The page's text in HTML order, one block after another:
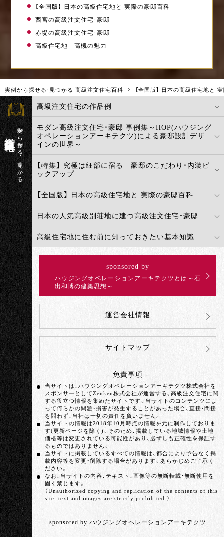
【全国版】 日本の高級住宅地と 実際の豪邸百科
西宮の高級注文住宅・豪邸
赤堤の高級注文住宅・豪邸
高級住宅地 高槻の魅力
実例から探せる・見つかる 高級注文住宅百科 【全国版】 日本の高級住宅地と
実例から探せる・見つかる
高級注文住宅百科
高級注文住宅の作品例
モダン高級注文住宅・豪邸 事例集～HOP(ハウジング
オペレーションアーキテクツ)による豪邸設計デザ
インの世界～
【特集】 究極は細部に宿る 豪邸のこだわり・内装ピ
ックアップ
【全国版】 日本の高級住宅地と 実際の豪邸百科
日本の人気高級別荘地に建つ高級注文住宅・豪邸
高級住宅地に住む前に知っておきたい基本知識
sponsored by
ハウジングオペレーションアーキテクツとは～石
出和博の建築思想～
運営会社情報
サイトマップ
- 免責事項 -
当サイトは、ハウジングオペレーションアーキテクツ株式会社を
スポンサーとしてZenken株式会社が運営する、高級注文住宅に関
する役立つ情報を集めたサイトです。当サイトのコンテンツによ
って何らかの問題・損害が発生することがあった場合、直接・間接
を問わず、当社は一切の責任を負いません。
当サイトの情報は2018年10月時点の情報を元に制作しておりま
す(更新ページを除く)。そのため、掲載している地域情報や土地
価格等は変更されている可能性があり、必ずしも正確性を保証す
るものではありません。
当サイトに掲載しているすべての情報は、都合により予告なく掲
載内容等を変更・削除する場合があります。あらかじめご了承く
ださい。
なお、当サイトの内容、テキスト、画像等の無断転載・無断使用を
固く禁じます。
（Unauthorized copying and replication of the contents of this
site, text and images are strictly prohibited.）
sponsored by ハウジングオペレーションアーキテクツ